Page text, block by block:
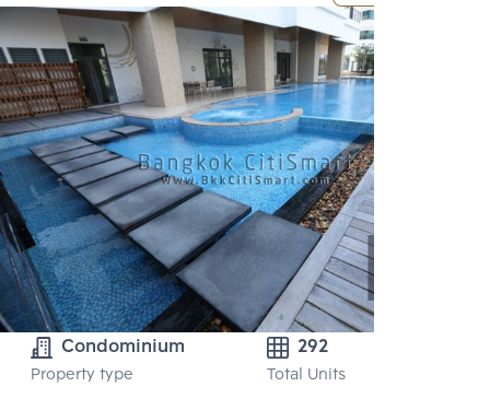
Condominium
Property type
292
Total Units